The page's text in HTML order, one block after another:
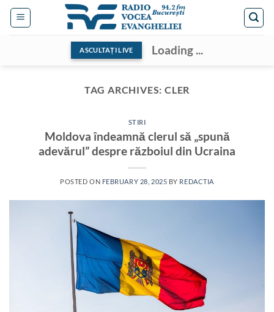
Skip
ASCULTAȚI LIVE Loading ...
TAG ARCHIVES: CLER
STIRI
Moldova îndeamnă clerul să „spună
adevărul” despre războiul din Ucraina
POSTED ON FEBRUARY 28, 2025 BY REDACTIA